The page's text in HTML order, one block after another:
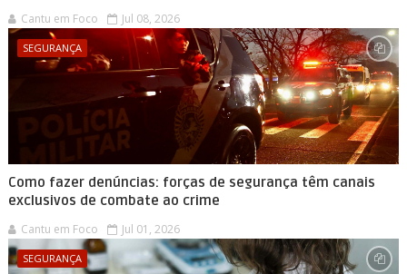
Cantu em Foco Jul 08, 2026
SEGURANÇA
Como fazer denúncias: forças de segurança têm canais
exclusivos de combate ao crime
Cantu em Foco Jul 01, 2026
SEGURANÇA